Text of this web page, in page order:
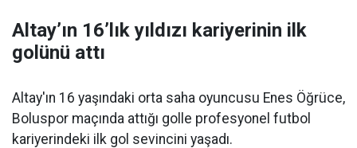
Altay’ın 16’lık yıldızı kariyerinin ilk
golünü attı
Altay'ın 16 yaşındaki orta saha oyuncusu Enes Öğrüce,
Boluspor maçında attığı golle profesyonel futbol
kariyerindeki ilk gol sevincini yaşadı.